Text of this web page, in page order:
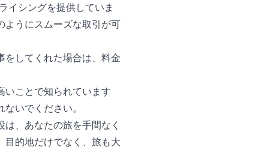
イシングを提供していま
ようにスムーズな取引が可
をしてくれた場合は、料金
いことで知られています
いでください。
、あなたの旅を手間なく
目的地だけでなく、旅も大